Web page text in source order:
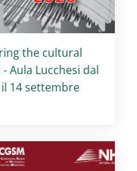
the cultural
Aula Lucchesi dal
14 settembre